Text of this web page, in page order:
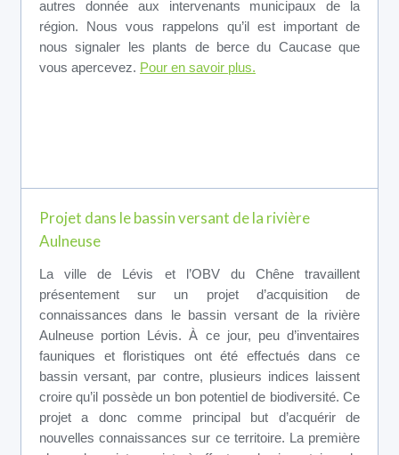
autres donnée aux intervenants municipaux de la
région. Nous vous rappelons qu’il est important de
nous signaler les plants de berce du Caucase que
vous apercevez. Pour en savoir plus.
Projet dans le bassin versant de la rivière
Aulneuse
La ville de Lévis et l’OBV du Chêne travaillent
présentement sur un projet d’acquisition de
connaissances dans le bassin versant de la rivière
Aulneuse portion Lévis. À ce jour, peu d’inventaires
fauniques et floristiques ont été effectués dans ce
bassin versant, par contre, plusieurs indices laissent
croire qu’il possède un bon potentiel de biodiversité. Ce
projet a donc comme principal but d’acquérir de
nouvelles connaissances sur ce territoire. La première